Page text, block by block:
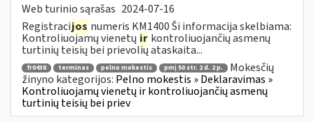
Web turinio sąrašas 2024-07-16
Registracijos numeris KM1400 Ši informacija skelbiama:
Kontroliuojamų vienetų ir kontroliuojančių asmenų
turtinių teisių bei prievolių ataskaita...
fr0438 terminas pelno mokestis pmį 50 str. 2 d. 2 p.
Mokesčių
žinyno kategorijos: Pelno mokestis » Deklaravimas »
Kontroliuojamų vienetų ir kontroliuojančių asmenų
turtinių teisių bei priev